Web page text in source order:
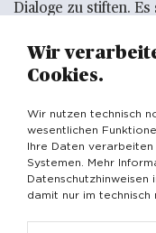
Dialoge zu stiften. Es
kulturell und
Dabei entsteht ein
abenteuerliche
als Einpeitscher für
Weltkrieg ausbilden
Vergangenheit, die
erhellende,
Wir
Cookies.
Wir nutzen technisch
wesentlichen
Ihre Daten verarbeiten
Systemen. Mehr
Datenschutzhinweisen
damit nur im technisch